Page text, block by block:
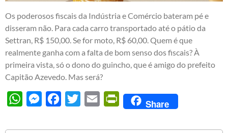
Os poderosos fiscais da Indústria e Comércio bateram pé e
disseram não. Para cada carro transportado até o pátio da
Settran, R$ 150,00. Se for moto, R$ 60,00. Quem é que
realmente ganha com a falta de bom senso dos fiscais? À
primeira vista, só o dono do guincho, que é amigo do prefeito
Capitão Azevedo. Mas será?
WhatsAppMessengerFacebook
Twitter Email PrintFriendly
Share